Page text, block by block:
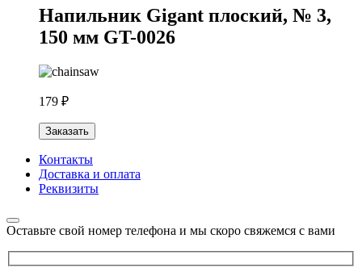
Напильник Gigant плоский, № 3,
150 мм GT-0026
179 ₽
Заказать
Контакты
Доставка и оплата
Реквизиты
Оставьте свой номер телефона и мы скоро свяжемся с вами